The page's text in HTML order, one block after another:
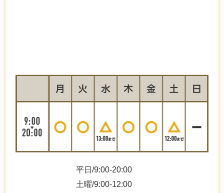
平日/9:00-20:00
土曜/9:00-12:00